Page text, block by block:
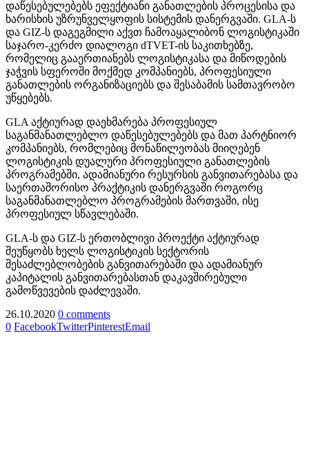
დაწესებულებებს ეფექტიანი განათლების პროცესისა და
ხარისხის უზრუნველყოფის სისტემის დანერგვაში. GLA-ს
და GIZ-ს დაგეგმილი აქვთ ჩამოაყალიბონ ლოგისტიკაში
საჯარო-კერძო დიალოგი dTVET-ის საკითხებზე,
რომელიც გააერთიანებს ლოგისტიკასა და მიწოდების
ჯაჭვის სფეროში მოქმედ კომპანიებს, პროფესიული
განათლების ორგანიზაციებს და შესაბამის სამთავრობო
უწყებებს.
GLA აქტიურად დაეხმარება პროფესიულ
საგანმანათლებლო დაწესებულებებს და მათ პარტნიორ
კომპანიებს, რომლებიც მონაწილეობას მიიღებენ
ლოგისტიკის დუალური პროფესიული განათლების
პროგრამებში, ადამიანური რესურსის განვითარებასა და
საერთაშორისო პრაქტიკის დანერგვაში როგორც
საგანმანათლებლო პროგრამების მართვაში, ისე
პროფესიულ სწავლებაში.
GLA-ს და GIZ-ს ერთობლივი პროექტი აქტიურად
შეუწყობს ხელს ლოგისტიკის სექტორის
შესაძლებლობების განვითარებაში და ადამიანურ
კაპიტალის განვითარებასთან დაკავშირებული
გამოწვევების დაძლევაში.
26.10.2020 0 comments
0 FacebookTwitterPinterestEmail